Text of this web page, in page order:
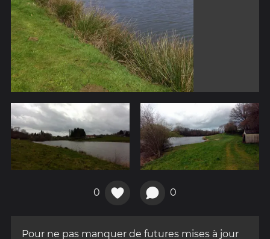
0 0
Pour ne pas manquer de futures mises à jour